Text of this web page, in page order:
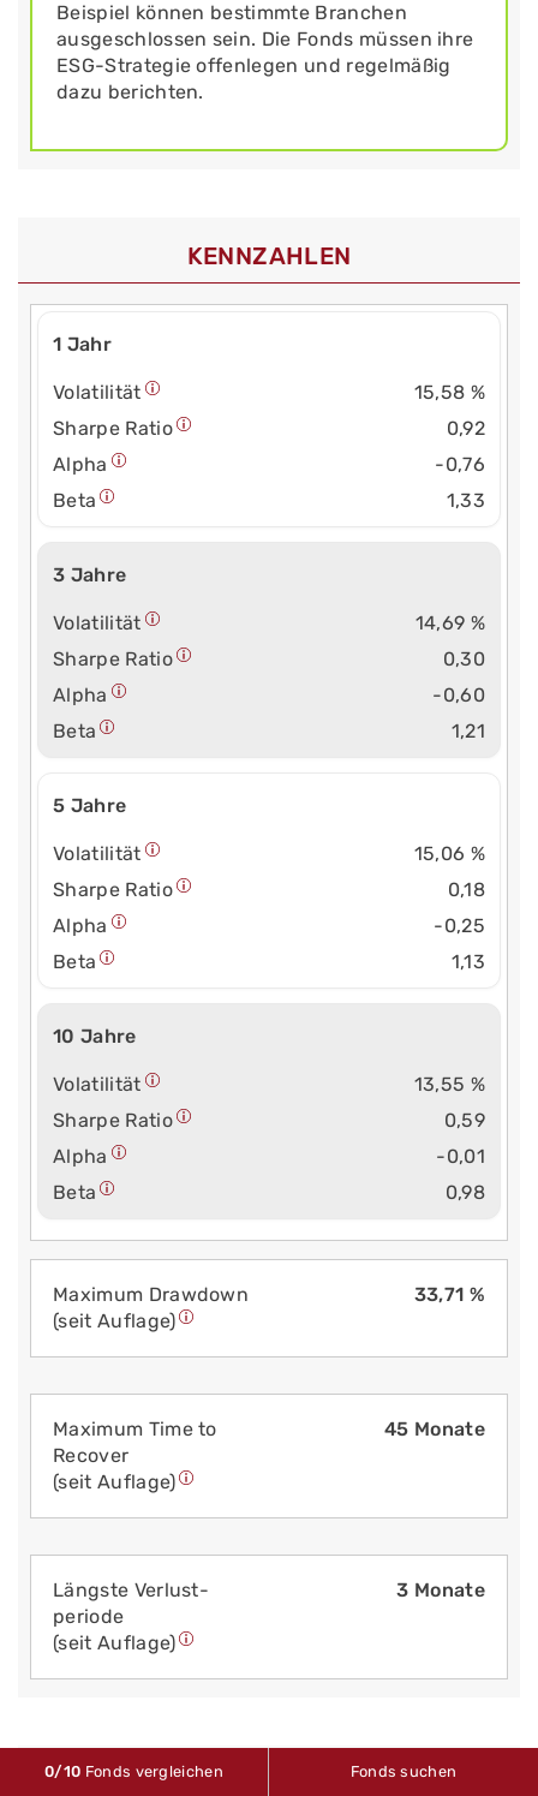
Beispiel können bestimmte Branchen
ausgeschlossen sein. Die Fonds müssen ihre
ESG-Strategie offenlegen und regelmäßig
dazu berichten.
KENNZAHLEN
1 Jahr
Volatilität
15,58 %
Sharpe Ratio
0,92
Alpha
-0,76
Beta
1,33
3 Jahre
Volatilität
14,69 %
Sharpe Ratio
0,30
Alpha
-0,60
Beta
1,21
5 Jahre
Volatilität
15,06 %
Sharpe Ratio
0,18
Alpha
-0,25
Beta
1,13
10 Jahre
Volatilität
13,55 %
Sharpe Ratio
0,59
Alpha
-0,01
Beta
0,98
Maximum Drawdown
(seit Auflage)
33,71 %
Maximum Time to
Recover
(seit Auflage)
45 Monate
Längste Verlust­
periode
(seit Auflage)
3 Monate
VERKAUFS­UNTERLAGEN
0/10 Fonds vergleichen Fonds suchen